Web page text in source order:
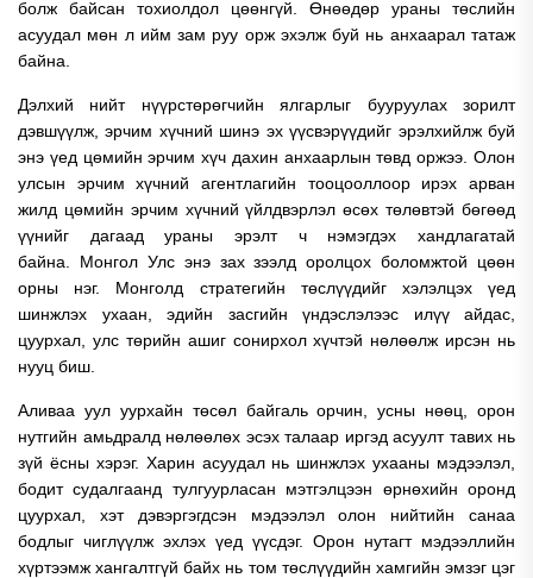
болж байсан тохиолдол цөөнгүй. Өнөөдөр ураны төслийн
асуудал мөн л ийм зам руу орж эхэлж буй нь анхаарал татаж
байна.
Дэлхий нийт нүүрстөрөгчийн ялгарлыг бууруулах зорилт
дэвшүүлж, эрчим хүчний шинэ эх үүсвэрүүдийг эрэлхийлж буй
энэ үед цөмийн эрчим хүч дахин анхаарлын төвд оржээ. Олон
улсын эрчим хүчний агентлагийн тооцооллоор ирэх арван
жилд цөмийн эрчим хүчний үйлдвэрлэл өсөх төлөвтэй бөгөөд
үүнийг дагаад ураны эрэлт ч нэмэгдэх хандлагатай
байна. Монгол Улс энэ зах зээлд оролцох боломжтой цөөн
орны нэг. Монголд стратегийн төслүүдийг хэлэлцэх үед
шинжлэх ухаан, эдийн засгийн үндэслэлээс илүү айдас,
цуурхал, улс төрийн ашиг сонирхол хүчтэй нөлөөлж ирсэн нь
нууц биш.
Аливаа уул уурхайн төсөл байгаль орчин, усны нөөц, орон
нутгийн амьдралд нөлөөлөх эсэх талаар иргэд асуулт тавих нь
зүй ёсны хэрэг. Харин асуудал нь шинжлэх ухааны мэдээлэл,
бодит судалгаанд тулгуурласан мэтгэлцээн өрнөхийн оронд
цуурхал, хэт дэвэргэгдсэн мэдээлэл олон нийтийн санаа
бодлыг чиглүүлж эхлэх үед үүсдэг. Орон нутагт мэдээллийн
хүртээмж хангалтгүй байх нь том төслүүдийн хамгийн эмзэг цэг